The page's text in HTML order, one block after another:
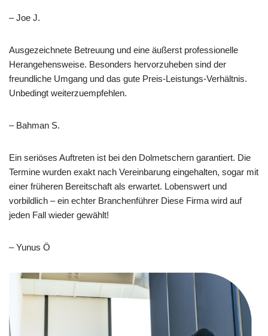
– Joe J.
Ausgezeichnete Betreuung und eine äußerst professionelle
Herangehensweise. Besonders hervorzuheben sind der
freundliche Umgang und das gute Preis-Leistungs-Verhältnis.
Unbedingt weiterzuempfehlen.
– Bahman S.
Ein seriöses Auftreten ist bei den Dolmetschern garantiert. Die
Termine wurden exakt nach Vereinbarung eingehalten, sogar mit
einer früheren Bereitschaft als erwartet. Lobenswert und
vorbildlich – ein echter Branchenführer Diese Firma wird auf
jeden Fall wieder gewählt!
– Yunus Ö